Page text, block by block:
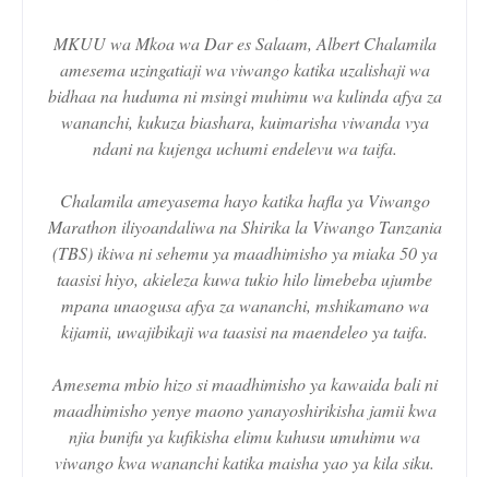
MKUU wa Mkoa wa Dar es Salaam, Albert Chalamila
amesema uzingatiaji wa viwango katika uzalishaji wa
bidhaa na huduma ni msingi muhimu wa kulinda afya za
wananchi, kukuza biashara, kuimarisha viwanda vya
ndani na kujenga uchumi endelevu wa taifa.
Chalamila ameyasema hayo katika hafla ya Viwango
Marathon iliyoandaliwa na Shirika la Viwango Tanzania
(TBS) ikiwa ni sehemu ya maadhimisho ya miaka 50 ya
taasisi hiyo, akieleza kuwa tukio hilo limebeba ujumbe
mpana unaogusa afya za wananchi, mshikamano wa
kijamii, uwajibikaji wa taasisi na maendeleo ya taifa.
Amesema mbio hizo si maadhimisho ya kawaida bali ni
maadhimisho yenye maono yanayoshirikisha jamii kwa
njia bunifu ya kufikisha elimu kuhusu umuhimu wa
viwango kwa wananchi katika maisha yao ya kila siku.